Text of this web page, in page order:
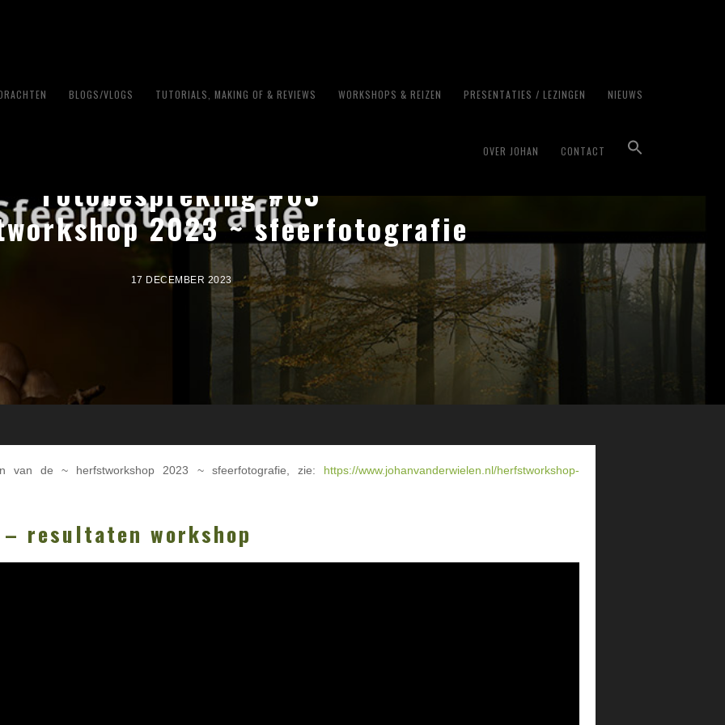
BLOGS/VLOGS TUTORIALS, MAKING OF & REVIEWS WORKSHOPS & REIZEN PRESENTATIES / LEZINGEN NIEUWS
OVER JOHAN CONTACT
Fotobespreking #63
2023 ~ sfeerfotografie
17 DECEMBER 2023
van de ~ herfstworkshop 2023 ~ sfeerfotografie, zie: https://www.johanvanderwielen.nl/herfstworkshop-
resultaten workshop